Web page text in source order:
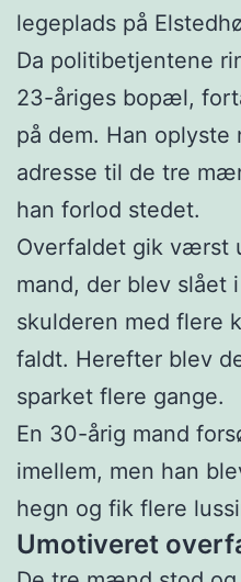
legeplads på
Da politibetjentene
23-åriges bopæl,
på dem. Han oplyste
adresse til de tre
han forlod stedet.
Overfaldet gik værst
mand, der blev slået
skulderen med flere
faldt. Herefter blev
sparket flere gange.
En 30-årig mand
imellem, men han
hegn og fik flere
Umotiveret